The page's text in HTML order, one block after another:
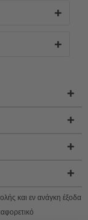
και εν ανάγκη έξοδα